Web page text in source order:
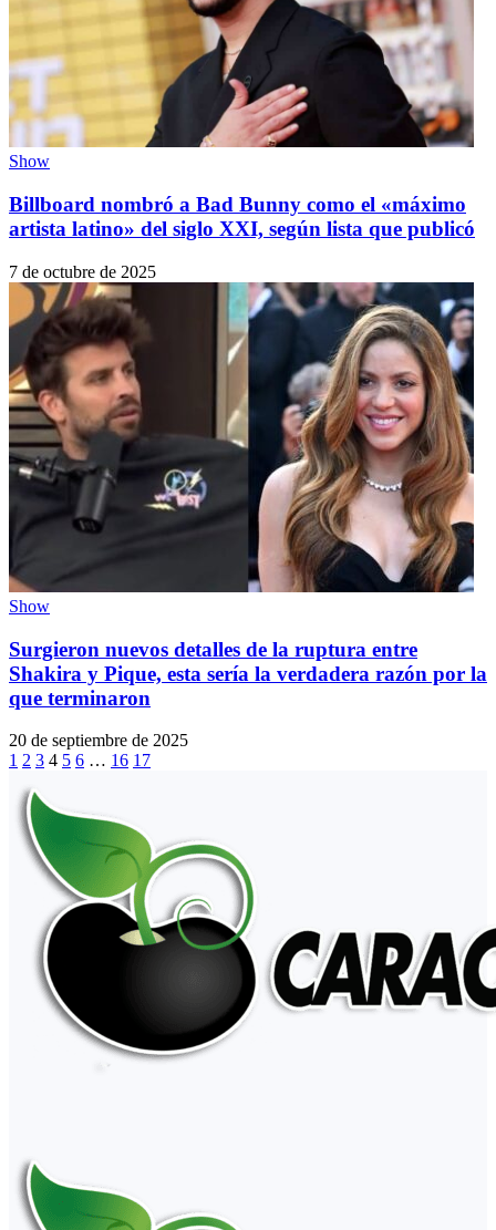
Show
Billboard nombró a Bad Bunny como el «máximo
artista latino» del siglo XXI, según lista que publicó
7 de octubre de 2025
Show
Surgieron nuevos detalles de la ruptura entre
Shakira y Pique, esta sería la verdadera razón por la
que terminaron
20 de septiembre de 2025
1 2 3 4 5 6 … 16 17